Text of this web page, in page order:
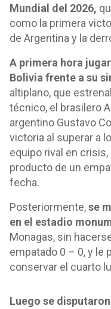
Mundial del 2026,
como la primera
de Argentina y la
A primera hora
Bolivia frente a su
altiplano, que
técnico, el brasilero
argentino Gustavo
victoria al superar a
equipo rival en
producto de un
fecha.
Posteriormente,se
en el estadio
Monagas, sin
empatado 0 – 0, y le
conservar el cuarto
Luego se